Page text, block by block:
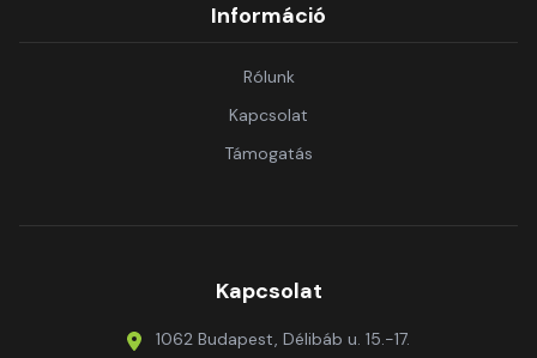
Információ
Rólunk
Kapcsolat
Támogatás
Kapcsolat
1062 Budapest, Délibáb u. 15.-17.